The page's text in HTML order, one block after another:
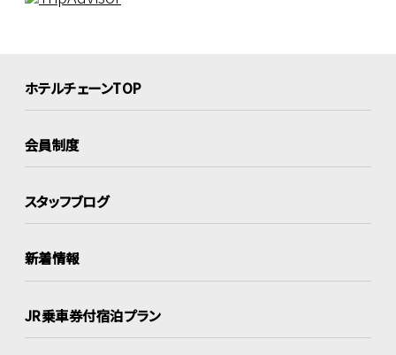
ホテルチェーンTOP
会員制度
スタッフブログ
新着情報
JR乗車券付宿泊プラン